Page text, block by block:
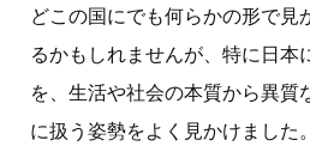
どこの国にでも何らかの形で見
るかもしれませんが、特に日本
を、生活や社会の本質から異質
に扱う姿勢をよく見かけました。